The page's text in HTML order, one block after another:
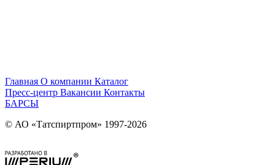
Главная О компании Каталог
Пресс-центр Вакансии Контакты
БАРСЫ
© АО «Татспиртпром» 1997-2026